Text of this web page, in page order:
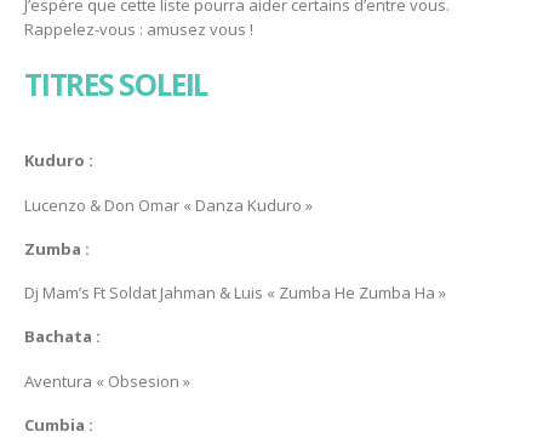
J’espère que cette liste pourra aider certains d’entre vous.
Rappelez-vous : amusez vous !
TITRES SOLEIL
Kuduro :
Lucenzo & Don Omar « Danza Kuduro »
Zumba :
Dj Mam’s Ft Soldat Jahman & Luis « Zumba He Zumba Ha »
Bachata :
Aventura « Obsesion »
Cumbia :